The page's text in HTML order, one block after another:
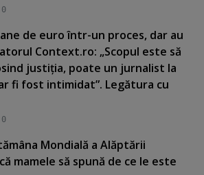
0
de euro într-un proces, dar au
Context.ro: „Scopul este să
justiţia, poate un jurnalist la
fi fost intimidat”. Legătura cu
0
Mondială a Alăptării
mamele să spună de ce le este